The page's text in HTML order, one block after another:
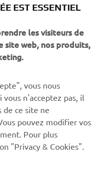
etc.
pour savoir comment
: Politique de
EST ESSENTIEL
les visiteurs de
web, nos produits,
vous nous
n'acceptez pas, il
de ce site ne
pouvez modifier vos
Pour plus
"Privacy & Cookies".